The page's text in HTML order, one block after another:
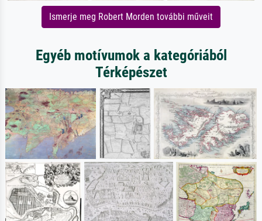
Ismerje meg Robert Morden további műveit
Egyéb motívumok a kategóriából
Térképészet